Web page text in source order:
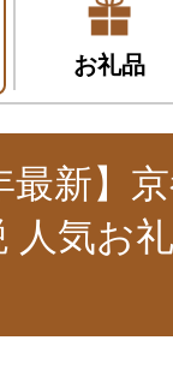
お礼品
最新】
人気お